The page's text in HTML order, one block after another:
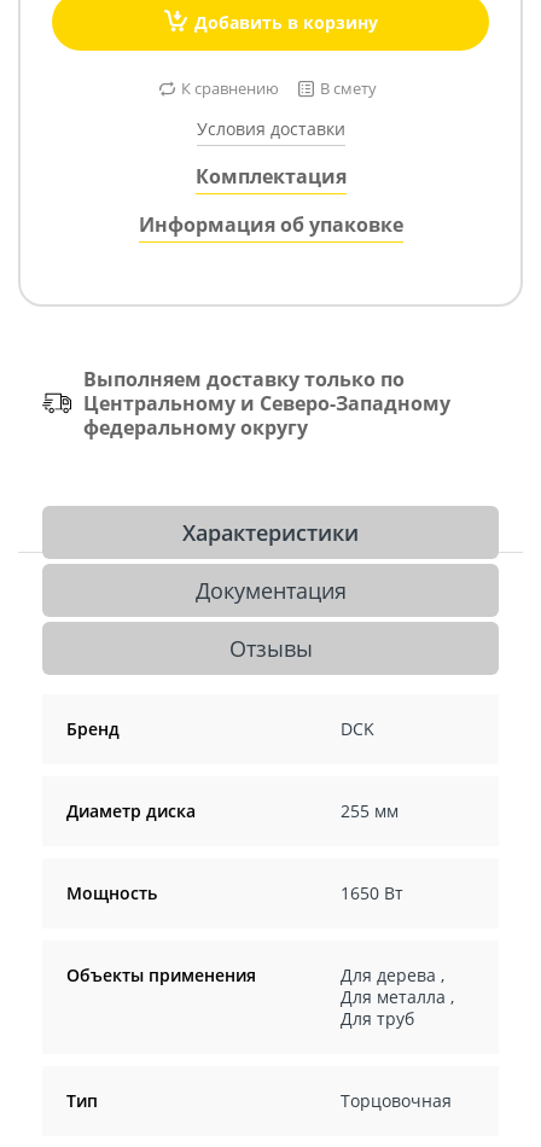
Добавить в корзину
К сравнению В смету
Условия доставки
Комплектация
Информация об упаковке
Выполняем доставку только по
Центральному и Северо-Западному
федеральному округу
Характеристики
Документация
Отзывы
Бренд DCK
Диаметр диска 255 мм
Мощность 1650 Вт
Объекты применения Для дерева ,
Для металла ,
Для труб
Тип Торцовочная